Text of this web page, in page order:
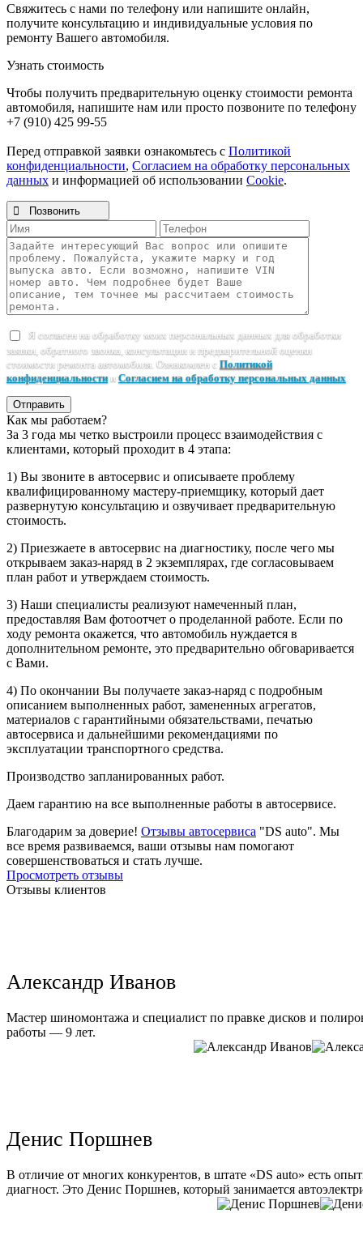
Свяжитесь с нами по телефону или напишите онлайн,
получите консультацию и индивидуальные условия по
ремонту Вашего автомобиля.
Узнать стоимость
Чтобы получить предварительную оценку стоимости ремонта
автомобиля, напишите нам или просто позвоните по телефону
+7 (910) 425 99-55
Перед отправкой заявки ознакомьтесь с Политикой
конфиденциальности, Согласием на обработку персональных
данных и информацией об использовании Cookie.
 Позвонить
Я согласен на обработку моих персональных данных для обработки
заявки, обратного звонка, консультации и предварительной оценки
стоимости ремонта автомобиля. Ознакомлен с Политикой
конфиденциальностии Согласием на обработку персональных данных
Отправить
Как мы работаем?
За 3 года мы четко выстроили процесс взаимодействия с
клиентами, который проходит в 4 этапа:
1) Вы звоните в автосервис и описываете проблему
квалифицированному мастеру-приемщику, который дает
развернутую консультацию и озвучивает предварительную
стоимость.
2) Приезжаете в автосервис на диагностику, после чего мы
открываем заказ-наряд в 2 экземплярах, где согласовываем
план работ и утверждаем стоимость.
3) Наши специалисты реализуют намеченный план,
предоставляя Вам фотоотчет о проделанной работе. Если по
ходу ремонта окажется, что автомобиль нуждается в
дополнительном ремонте, это предварительно обговаривается
с Вами.
4) По окончании Вы получаете заказ-наряд с подробным
описанием выполненных работ, замененных агрегатов,
материалов с гарантийными обязательствами, печатью
автосервиса и дальнейшими рекомендациями по
эксплуатации транспортного средства.
Производство запланированных работ.
Даем гарантию на все выполненные работы в автосервисе.
Благодарим за доверие! Отзывы автосервиса "DS auto". Мы
все время развиваемся, ваши отзывы нам помогают
совершенствоваться и стать лучше.
Просмотреть отзывы
Отзывы клиентов
Александр Иванов
Мастер шиномонтажа и специалист по правке дисков и
работы — 9 лет.
Денис Поршнев
В отличие от многих конкурентов, в штате «DS auto» есть
диагност. Это Денис Поршнев, который занимается